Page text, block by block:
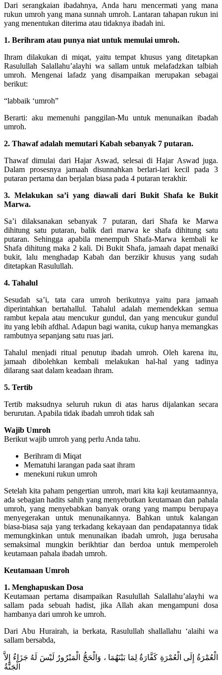
Dari serangkaian ibadahnya, Anda haru mencermati yang mana
rukun umroh yang mana sunnah umroh. Lantaran tahapan rukun ini
yang menentukan diterima atau tidaknya ibadah ini.
1. Berihram atau punya niat untuk memulai umroh.
Ihram dilakukan di miqat, yaitu tempat khusus yang ditetapkan
Rasulullah Salallahu’alayhi wa sallam untuk melafadzkan talbiah
umroh. Mengenai lafadz yang disampaikan merupakan sebagai
berikut:
“labbaik ‘umroh”
Berarti: aku memenuhi panggilan-Mu untuk menunaikan ibadah
umroh.
2. Thawaf adalah memutari Kabah sebanyak 7 putaran.
Thawaf dimulai dari Hajar Aswad, selesai di Hajar Aswad juga.
Dalam prosesnya jamaah disunnahkan berlari-lari kecil pada 3
putaran pertama dan berjalan biasa pada 4 putaran terakhir.
3. Melakukan sa’i yang diawali dari Bukit Shafa ke Bukit
Marwa.
Sa’i dilaksanakan sebanyak 7 putaran, dari Shafa ke Marwa
dihitung satu putaran, balik dari marwa ke shafa dihitung satu
putaran. Sehingga apabila menempuh Shafa-Marwa kembali ke
Shafa dihitung maka 2 kali. Di Bukit Shafa, jamaah dapat menaiki
bukit, lalu menghadap Kabah dan berzikir khusus yang sudah
ditetapkan Rasulullah.
4. Tahalul
Sesudah sa’i, tata cara umroh berikutnya yaitu para jamaah
diperintahkan bertahallul. Tahalul adalah memendekkan semua
rambut kepala atau mencukur gundul, dan yang mencukur gundul
itu yang lebih afdhal. Adapun bagi wanita, cukup hanya memangkas
rambutnya sepanjang satu ruas jari.
Tahalul menjadi ritual penutup ibadah umroh. Oleh karena itu,
jamaah dibolehkan kembali melakukan hal-hal yang tadinya
dilarang saat dalam keadaan ihram.
5. Tertib
Tertib maksudnya seluruh rukun di atas harus dijalankan secara
berurutan. Apabila tidak ibadah umroh tidak sah
Wajib Umroh
Berikut wajib umroh yang perlu Anda tahu.
Berihram di Miqat
Mematuhi larangan pada saat ihram
menekuni rukun umroh
Setelah kita paham pengertian umroh, mari kita kaji keutamaannya,
ada sebagian hadits sahih yang menyebutkan keutamaan dan pahala
umroh, yang menyebabkan banyak orang yang mampu berupaya
menyegerakan untuk menunaikannya. Bahkan untuk kalangan
biasa-biasa saja yang terkadang kekayaan dan pendapatannya tidak
memungkinkan untuk menunaikan ibadah umroh, juga berusaha
semaksimal mungkin berikhtiar dan berdoa untuk memperoleh
keutamaan pahala ibadah umroh.
Keutamaan Umroh
1. Menghapuskan Dosa
Keutamaan pertama disampaikan Rasulullah Salallahu’alayhi wa
sallam pada sebuah hadist, jika Allah akan mengampuni dosa
hambanya dari umroh ke umroh.
Dari Abu Hurairah, ia berkata, Rasulullah shallallahu ‘alaihi wa
sallam bersabda,
الْعُمْرَةُ إِلَى الْعُمْرَةِ كَفَّارَةٌ لِمَا بَيْنَهُمَا ، وَالْحَجُّ الْمَبْرُورُ لَيْسَ لَهُ جَزَاءٌ إِلاَّ
الْجَنَّةُ